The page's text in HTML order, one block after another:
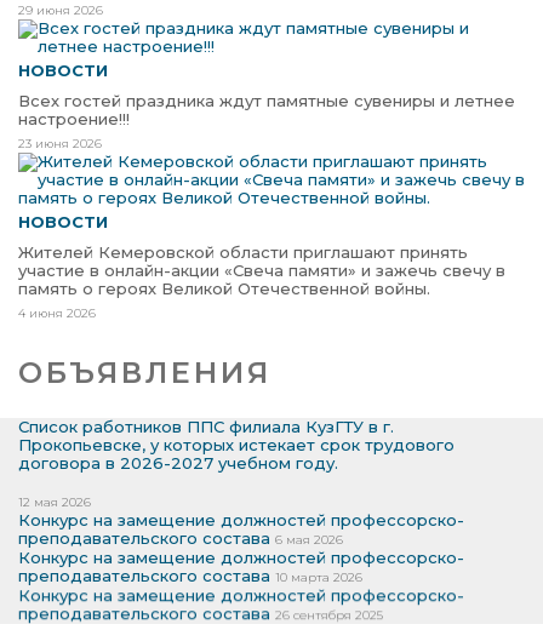
29 июня 2026
НОВОСТИ
Всех гостей праздника ждут памятные сувениры и летнее
настроение!!!
23 июня 2026
НОВОСТИ
Жителей Кемеровской области приглашают принять
участие в онлайн-акции «Свеча памяти» и зажечь свечу в
память о героях Великой Отечественной войны.
4 июня 2026
ОБЪЯВЛЕНИЯ
Список работников ППС филиала КузГТУ в г.
Прокопьевске, у которых истекает срок трудового
договора в 2026-2027 учебном году.
12 мая 2026
Конкурс на замещение должностей профессорско-
преподавательского состава 6 мая 2026
Конкурс на замещение должностей профессорско-
преподавательского состава 10 марта 2026
Конкурс на замещение должностей профессорско-
преподавательского состава 26 сентября 2025